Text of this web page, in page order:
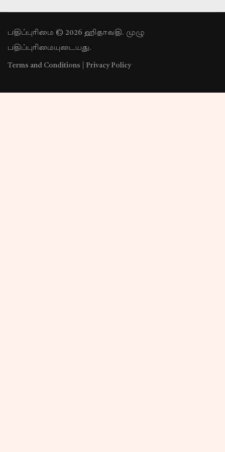
பதிப்புரிமை © 2026 ஹிதாவதி. முழு
பதிப்புரிமையுடையது.
Terms and Conditions Privacy Policy